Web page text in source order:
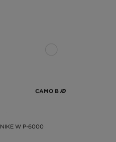
САМО В
NIKE W P-6000